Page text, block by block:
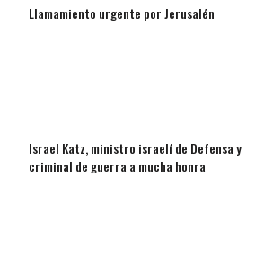
Llamamiento urgente por Jerusalén
Israel Katz, ministro israelí de Defensa y
criminal de guerra a mucha honra